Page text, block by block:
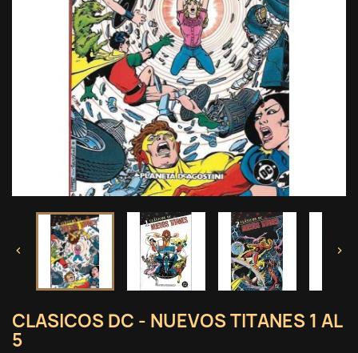
 
CLASICOS DC - NUEVOS TITANES 1 AL
5